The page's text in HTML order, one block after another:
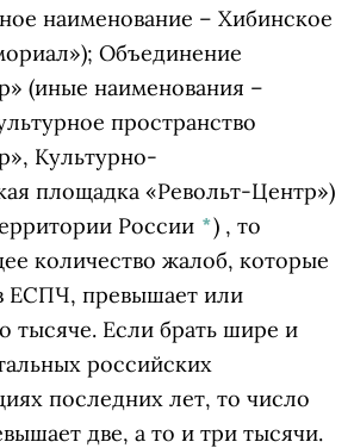
наименование – Хибинское
Объединение
(иные наименования –
пространство
Культурно-
площадка «Револьт-Центр»)
России *) , то
количество жалоб, которые
ЕСПЧ, превышает или
тысяче. Если брать шире и
российских
последних лет, то число
две, а то и три тысячи.